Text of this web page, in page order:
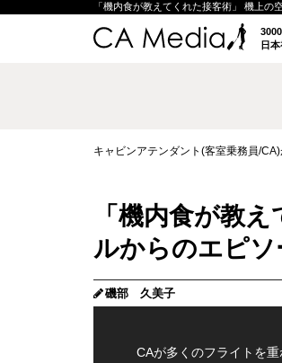
「機内食が教えてくれた接客術」 機上
日
キャビンアテンダント(客室乗務員/
「機内食が教
ルからのエピ
磯部 久美子
CAが多くのフライトを